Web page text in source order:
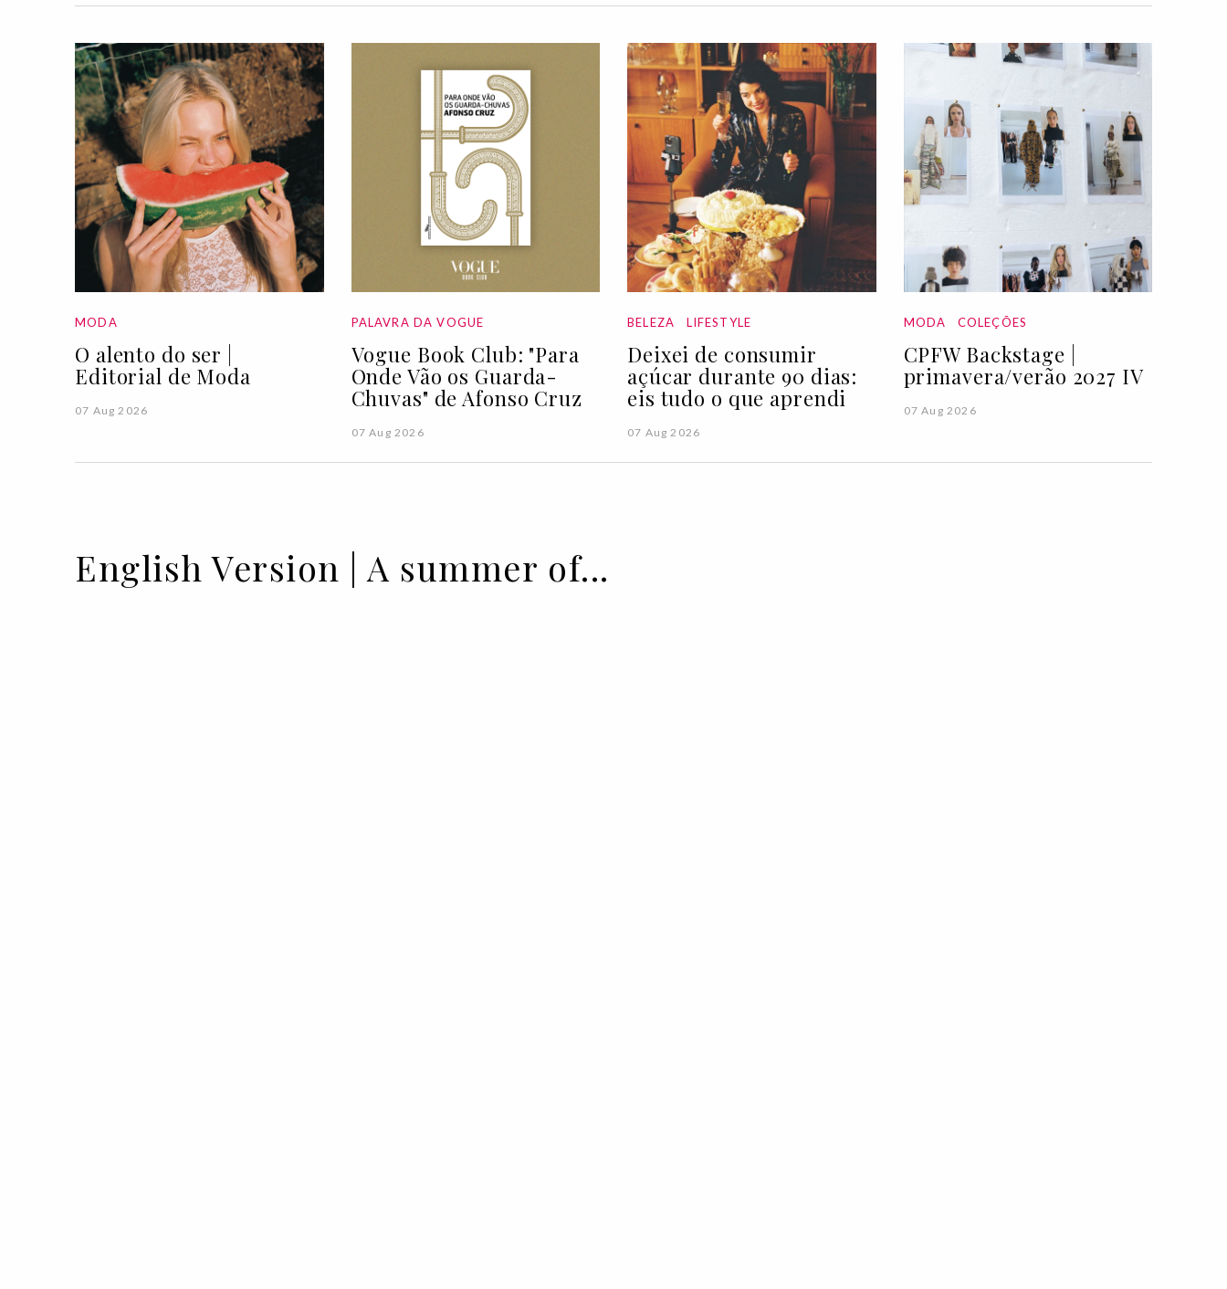
MODA
O alento do ser |
Editorial de Moda
07 Aug 2026
PALAVRA DA VOGUE
Vogue Book Club: "Para
Onde Vão os Guarda-
Chuvas" de Afonso Cruz
07 Aug 2026
BELEZA LIFESTYLE
Deixei de consumir
açúcar durante 90 dias:
eis tudo o que aprendi
07 Aug 2026
MODA COLEÇÕES
CPFW Backstage |
primavera/verão 2027 IV
07 Aug 2026
English Version | A summer of...